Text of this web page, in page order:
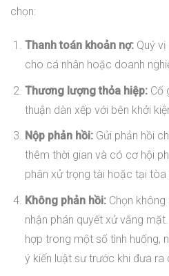
chọn:
Thanh toán khoản nợ:Quý vị
cho cá nhân hoặc doanh
Thương lượng thỏa hiệp:Cố
thuận dàn xếp với bên khởi
Nộp phản hồi:Gửi phản hồi
thêm thời gian và có cơ hội
phân xử trọng tài hoặc tại tòa
Không phản hồi:Chọn không
nhận phán quyết xử vắng
hợp trong một số tình huống,
ý kiến luật sư trước khi đưa ra